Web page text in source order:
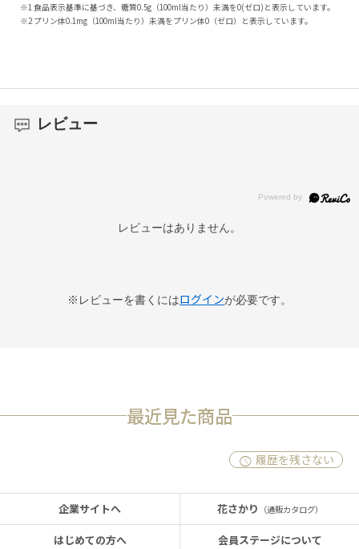
※1 食品表示基準に基づき、糖質0.5g（100ml当たり）未満を0(ゼロ)と表示しています。
※2 プリン体0.1mg（100ml当たり）未満をプリン体0（ゼロ）と表示しています。
レビュー
レビューはありません。
※レビューを書くにはログインが必要です。
最近見た商品
履歴を残さない
企業サイトへ
はじめての方へ
花さかり （通販カタログ）
会員ステージについて